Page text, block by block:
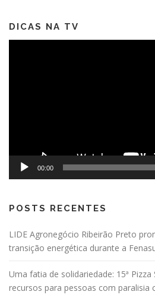
DICAS NA TV
00:00
POSTS RECENTES
LIDE Agronegócio Ribeirão Preto
transição energética durante a
Uma fatia de solidariedade: 15ª Pizza
recursos para pessoas com paralisia